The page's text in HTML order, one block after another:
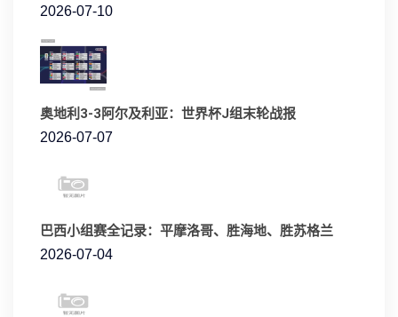
2026-07-10
奥地利3-3阿尔及利亚：世界杯J组末轮战报
2026-07-07
巴西小组赛全记录：平摩洛哥、胜海地、胜苏格兰
2026-07-04